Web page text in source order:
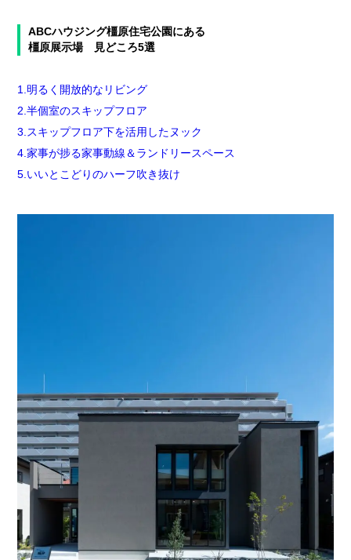
ABCハウジング橿原住宅公園にある
橿原展示場 見どころ5選
1.明るく開放的なリビング
2.半個室のスキップフロア
3.スキップフロア下を活用したヌック
4.家事が捗る家事動線＆ランドリースペース
5.いいとこどりのハーフ吹き抜け